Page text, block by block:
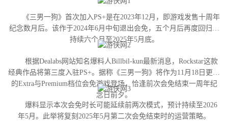
《三男一狗》首次加入PS+是在2023年12月，即游戏发售十周年
纪念数月后。该作于2024年6月中旬退出会免，五个月后再度回归并
持续六个月至2025年5月底。
根据Dealabs网站知名爆料人Billbil-kun最新消息，Rockstar这款
经典作品将第三度入驻PS+。据称《三男一狗》将作为11月18日更新
的Extra与Premium档位会免游戏登场，恰逢前次会免结束一周年纪
念日前夕。
爆料显示本次会免时长可能延续前两次模式，预计持续至2026
年5月。此举将复刻2025年5月第二次会免结束时的运营策略。